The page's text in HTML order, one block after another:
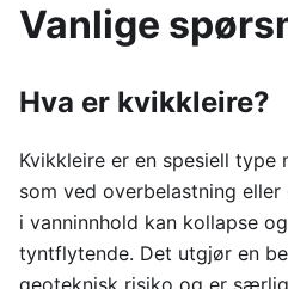
Vanlige
Hva er kvikkleire?
Kvikkleire er en spesiell type
som ved overbelastning eller
i vanninnhold kan kollapse
tyntflytende. Det utgjør en
geoteknisk risiko og er